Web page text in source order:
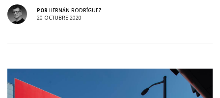
POR HERNÁN RODRÍGUEZ
20 OCTUBRE 2020